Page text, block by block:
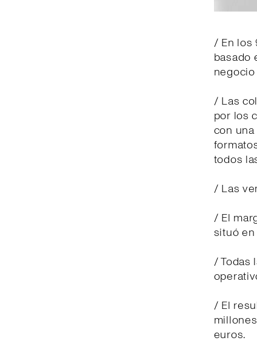
/ En los
basado
/ Las
por los
con
todos
/ Las
/ El
situó en
/ Todas
/ El
euros.